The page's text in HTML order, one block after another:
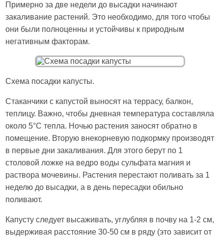
Примерно за две недели до высадки начинают
закаливание растений. Это необходимо, для того чтобы
они были полноценны и устойчивы к природным
негативным факторам.
Схема посадки капусты.
Стаканчики с капустой выносят на террасу, балкон,
теплицу. Важно, чтобы дневная температура составляла
около 5°С тепла. Ночью растения заносят обратно в
помещение. Вторую внекорневую подкормку производят
в первые дни закаливания. Для этого берут по 1
столовой ложке на ведро воды сульфата магния и
раствора мочевины. Растения перестают поливать за 1
неделю до высадки, а в день пересадки обильно
поливают.
Капусту следует высаживать, углубляя в почву на 1-2 см,
выдерживая расстояние 30-50 см в ряду (это зависит от